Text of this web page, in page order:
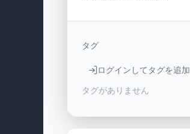
タグ
ログインしてタグを追加
タグがありません